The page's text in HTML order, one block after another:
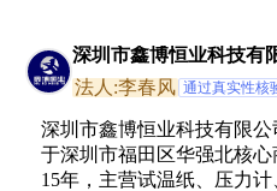
深圳市鑫博恒业科技有
法人:李春风 通过真实性核
深圳市鑫博恒业科技有限
于深圳市福田区华强北核
15年，主营试温纸、压力